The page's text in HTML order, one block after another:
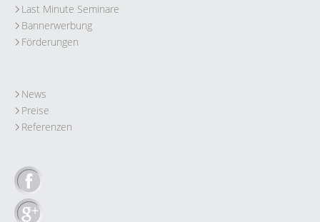
Last Minute Seminare
Bannerwerbung
Förderungen
News
Preise
Referenzen